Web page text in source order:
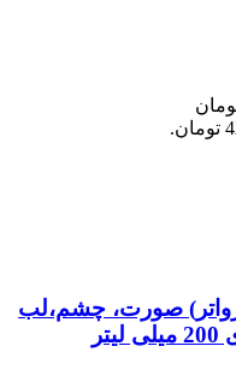
اصلی: 450,000 تومان
صورت، چشم،لب